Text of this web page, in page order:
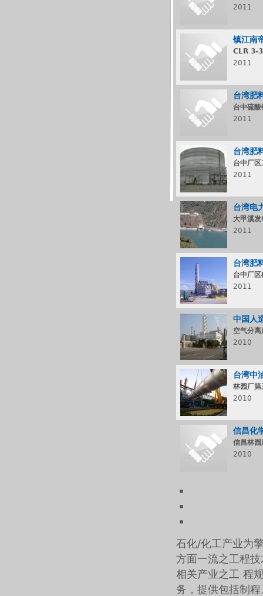
2011
镇江南
CLR 3-3
2011
台湾肥
台中硫
2011
台湾肥
台中厂
2011
台湾电
大甲溪发
2011
台湾肥
台中厂
2011
中国人
空气分
2010
台湾中
林园厂第
2010
信昌化
信昌林
2010
石化/化工产业为
方面一流之工程
相关产业之工 程
务，提供包括制